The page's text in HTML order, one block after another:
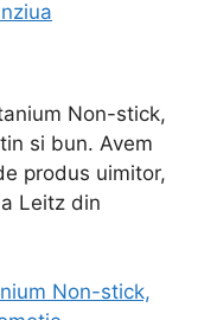
Non-stick,
si bun. Avem
produs uimitor,
Leitz din
Non-stick,